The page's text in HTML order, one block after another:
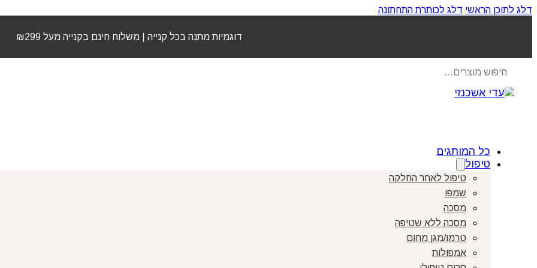
דלג לתוכן הראשי דלג לכותרת התחתונה
דוגמיות מתנה בכל קנייה | משלוח חינם בקנייה מעל ₪299
search
כל המותגים
טיפול
טיפול לאחר החלקה
שמפו
מסכה
מסכה ללא שטיפה
טרמו/מגן מחום
אמפולות